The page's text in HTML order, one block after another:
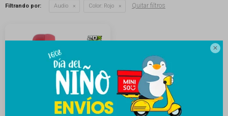

Filtrando por: Audio Color: Rojo Quitar filtros